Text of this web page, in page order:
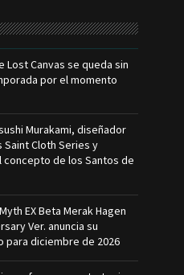
Lost Canvas se queda sin
por el momento
Murakami, diseñador
Saint Cloth Series y
concepto de los Santos de
EX Beta Merak Hagen
Ver. anuncia su
para diciembre de 2026